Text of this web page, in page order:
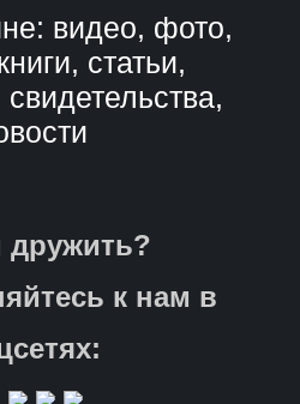
видео, фото,
статьи,
дружить?
к нам в